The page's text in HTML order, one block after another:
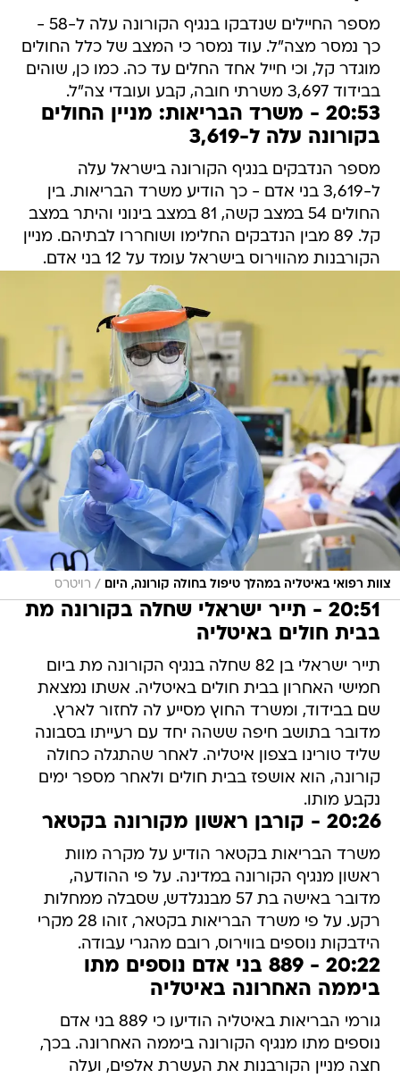
מספר החיילים שנדבקו בנגיף הקורונה עלה ל-58 -
כך נמסר מצה"ל. עוד נמסר כי המצב של כלל החולים
מוגדר קל, וכי חייל אחד החלים עד כה. כמו כן, שוהים
בבידוד 3,697 משרתי חובה, קבע ועובדי צה"ל.
20:53 - משרד הבריאות: מניין החולים
בקורונה עלה ל-3,619
מספר הנדבקים בנגיף הקורונה בישראל עלה
ל-3,619 בני אדם - כך הודיע משרד הבריאות. בין
החולים 54 במצב קשה, 81 במצב בינוני והיתר במצב
קל. 89 מבין הנדבקים החלימו ושוחררו לבתיהם. מניין
הקורבנות מהווירוס בישראל עומד על 12 בני אדם.
צוות רפואי באיטליה במהלך טיפול בחולה קורונה, היום / רויטרס
20:51 - תייר ישראלי שחלה בקורונה מת
בבית חולים באיטליה
תייר ישראלי בן 82 שחלה בנגיף הקורונה מת ביום
חמישי האחרון בבית חולים באיטליה. אשתו נמצאת
שם בבידוד, ומשרד החוץ מסייע לה לחזור לארץ.
מדובר בתושב חיפה ששהה יחד עם רעייתו בסבונה
שליד טורינו בצפון איטליה. לאחר שהתגלה כחולה
קורונה, הוא אושפז בבית חולים ולאחר מספר ימים
נקבע מותו.
20:26 - קורבן ראשון מקורונה בקטאר
משרד הבריאות בקטאר הודיע על מקרה מוות
ראשון מנגיף הקורונה במדינה. על פי ההודעה,
מדובר באישה בת 57 מבנגלדש, שסבלה ממחלות
רקע. על פי משרד הבריאות בקטאר, זוהו 28 מקרי
הידבקות נוספים בווירוס, רובם מהגרי עבודה.
20:22 - 889 בני אדם נוספים מתו
ביממה האחרונה באיטליה
גורמי הבריאות באיטליה הודיעו כי 889 בני אדם
נוספים מתו מנגיף הקורונה ביממה האחרונה. בכך,
חצה מניין הקורבנות את העשרת אלפים, ועלה